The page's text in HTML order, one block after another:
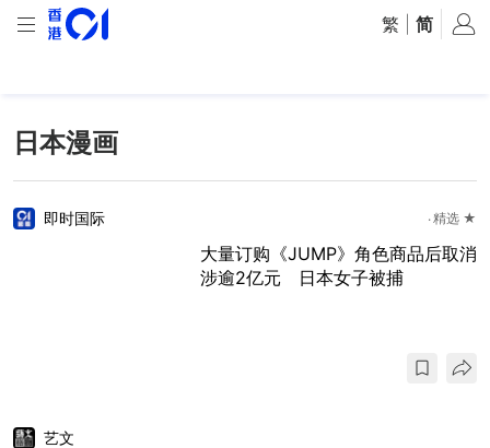
繁 简
日本漫画
即时国际 精选 ★
大量订购《JUMP》角色商品后取消
涉逾2亿元 日本女子被捕
艺文